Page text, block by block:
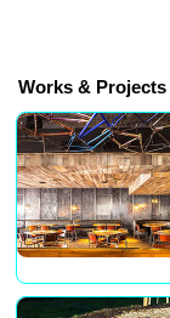
Works & Projects